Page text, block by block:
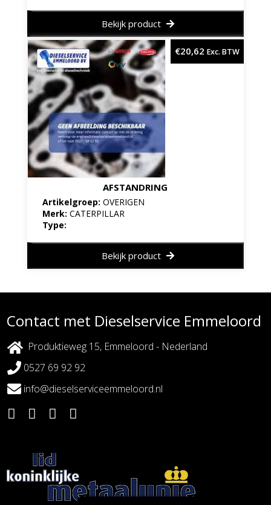
Bekijk product
AFSTANDRING
Artikelgroep: OVERIGEN
Merk: CATERPILLAR
Type:
€20,62 Exc. BTW
Bekijk product
Contact met Dieselservice Emmeloord
Produktieweg 15, Emmeloord - Nederland
0527 69 92 92
info@dieselserviceemmeloord.nl